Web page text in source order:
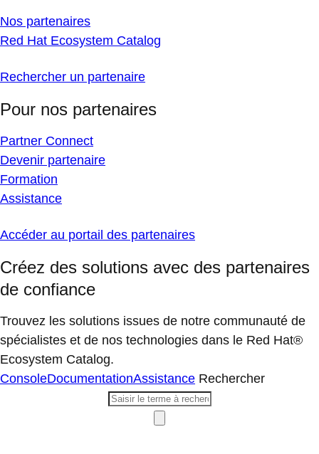
Nos partenaires
Red Hat Ecosystem Catalog
Rechercher un partenaire
Pour nos partenaires
Partner Connect
Devenir partenaire
Formation
Assistance
Accéder au portail des partenaires
Créez des solutions avec des partenaires
de confiance
Trouvez les solutions issues de notre communauté de
spécialistes et de nos technologies dans le Red Hat®
Ecosystem Catalog.
ConsoleDocumentationAssistance Rechercher